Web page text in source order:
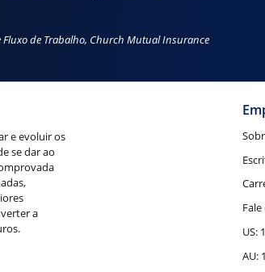
Fluxo de Trabalho, Church Mutual Insurance
e evoluir os
se dar ao
a
US:
AU: